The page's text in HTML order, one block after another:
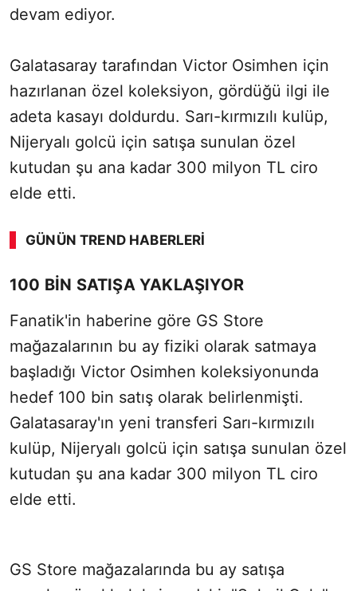
devam ediyor.
Galatasaray tarafından Victor Osimhen için
hazırlanan özel koleksiyon, gördüğü ilgi ile
adeta kasayı doldurdu. Sarı-kırmızılı kulüp,
Nijeryalı golcü için satışa sunulan özel
kutudan şu ana kadar 300 milyon TL ciro
elde etti.
GÜNÜN TREND HABERLERI
100 BİN SATIŞA YAKLAŞIYOR
Fanatik'in haberine göre GS Store
mağazalarının bu ay fiziki olarak satmaya
başladığı Victor Osimhen koleksiyonunda
hedef 100 bin satış olarak belirlenmişti.
Galatasaray'ın yeni transferi Sarı-kırmızılı
kulüp, Nijeryalı golcü için satışa sunulan özel
kutudan şu ana kadar 300 milyon TL ciro
elde etti.
GS Store mağazalarında bu ay satışa